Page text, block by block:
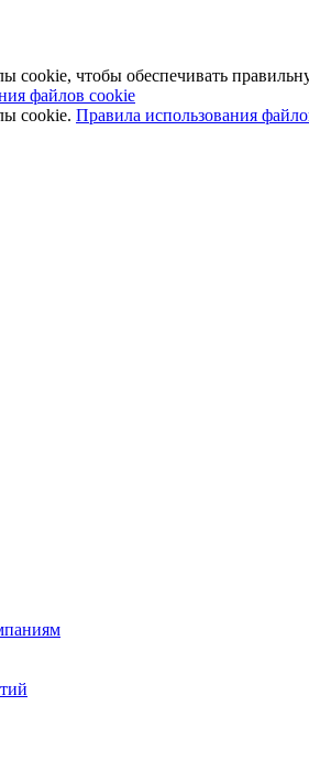
cookie, чтобы обеспечивать
файлов cookie
cookie. Правила использования